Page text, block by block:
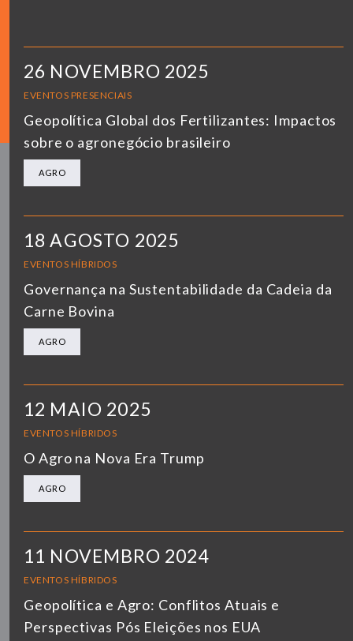
26 NOVEMBRO 2025
EVENTOS PRESENCIAIS
Geopolítica Global dos Fertilizantes: Impactos
sobre o agronegócio brasileiro
AGRO
18 AGOSTO 2025
EVENTOS HÍBRIDOS
Governança na Sustentabilidade da Cadeia da
Carne Bovina
AGRO
12 MAIO 2025
EVENTOS HÍBRIDOS
O Agro na Nova Era Trump
AGRO
11 NOVEMBRO 2024
EVENTOS HÍBRIDOS
Geopolítica e Agro: Conflitos Atuais e
Perspectivas Pós Eleições nos EUA